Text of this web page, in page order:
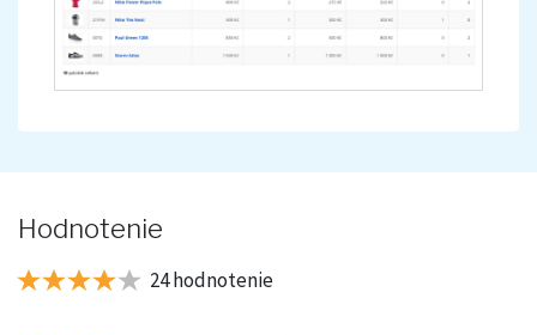
Hodnotenie
24 hodnotenie